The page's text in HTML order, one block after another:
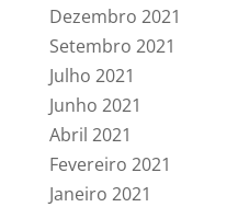
Dezembro 2021
Setembro 2021
Julho 2021
Junho 2021
Abril 2021
Fevereiro 2021
Janeiro 2021